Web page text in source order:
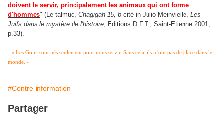
doivent le servir, principalement les animaux qui ont forme
d'hommes" (Le talmud, Chagigah 15, b cité in Julio Meinvielle, Les
Juifs dans le mystère de l'histoire, Editions D.F.T., Saint-Etienne 2001,
p.33).
- « Les Goïm sont nés seulement pour nous servir. Sans cela, ils n’ont pas de place dans le
monde. »
#Contre-information
Partager